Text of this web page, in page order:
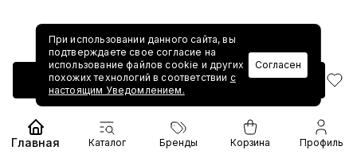
Добавить в корзину
При использовании данного сайта, вы
подтверждаете свое согласие на
использование файлов cookie и других
похожих технологий в соответствии с
настоящим Уведомлением.
Согласен
Главная Каталог Бренды Корзина Профиль